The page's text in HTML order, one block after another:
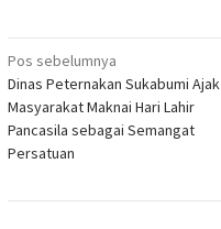
Navigasi
pos
Pos sebelumnya
Dinas Peternakan Sukabumi Ajak
Masyarakat Maknai Hari Lahir
Pancasila sebagai Semangat
Persatuan